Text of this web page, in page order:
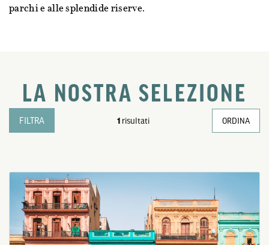
parchi e alle splendide riserve.
LA NOSTRA SELEZIONE
FILTRA 1 risultati ORDINA